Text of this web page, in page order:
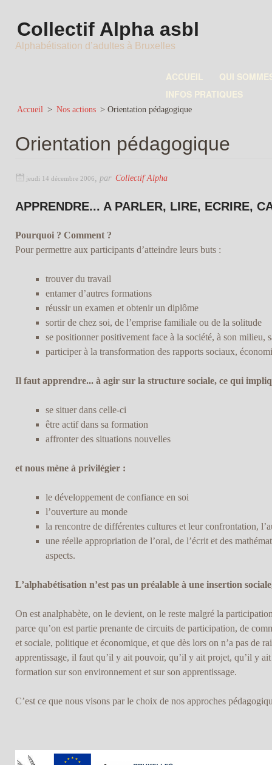
Collectif Alpha asbl
Alphabétisation d’adultes à Bruxelles
ACCUEIL
QUI
INFOS PRATIQUES
Accueil > Nos actions > Orientation pédagogique
Orientation pédagogique
jeudi 14 décembre 2006 par Collectif Alpha
APPRENDRE... A PARLER, LIRE, ECRIRE,
Pourquoi ? Comment ?
Pour permettre aux participants d’atteindre leurs buts :
trouver du travail
entamer d’autres formations
réussir un examen et obtenir un diplôme
sortir de chez soi, de l’emprise familiale ou de la solitude
se positionner positivement face à la société, à son milieu,
participer à la transformation des rapports sociaux,
Il faut apprendre... à agir sur la structure sociale, ce qui
se situer dans celle-ci
être actif dans sa formation
affronter des situations nouvelles
et nous mène à privilégier :
le développement de confiance en soi
l’ouverture au monde
la rencontre de différentes cultures et leur confrontation,
une réelle appropriation de l’oral, de l’écrit et des
aspects.
L’alphabétisation n’est pas un préalable à une insertion
On est analphabète, on le devient, on le reste malgré la
parce qu’on est partie prenante de circuits de participation, de
et sociale, politique et économique, et que dès lors on n’a pas de
apprentissage, il faut qu’il y ait pouvoir, qu’il y ait projet, qu’il y
formation sur son environnement et sur son apprentissage.
C’est ce que nous visons par le choix de nos approches